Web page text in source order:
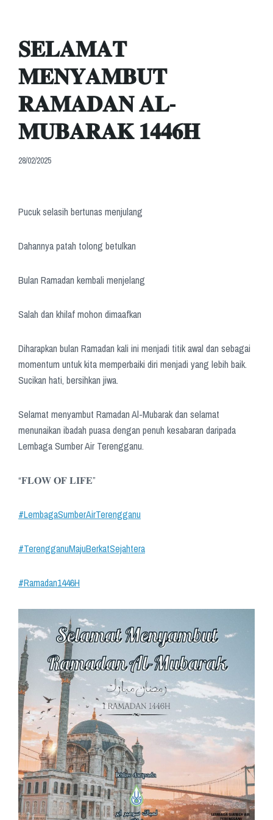
𝐒𝐄𝐋𝐀𝐌𝐀𝐓
𝐌𝐄𝐍𝐘𝐀𝐌𝐁𝐔𝐓
𝐑𝐀𝐌𝐀𝐃𝐀𝐍 𝐀𝐋-
𝐌𝐔𝐁𝐀𝐑𝐀𝐊 𝟏𝟒𝟒𝟔𝐇
28/02/2025
Pucuk selasih bertunas menjulang
Dahannya patah tolong betulkan
Bulan Ramadan kembali menjelang
Salah dan khilaf mohon dimaafkan
Diharapkan bulan Ramadan kali ini menjadi titik awal dan sebagai
momentum untuk kita memperbaiki diri menjadi yang lebih baik.
Sucikan hati, bersihkan jiwa.
Selamat menyambut Ramadan Al-Mubarak dan selamat
menunaikan ibadah puasa dengan penuh kesabaran daripada
Lembaga Sumber Air Terengganu.
“𝐅𝐋𝐎𝐖 𝐎𝐅 𝐋𝐈𝐅𝐄”
#LembagaSumberAirTerengganu
#TerengganuMajuBerkatSejahtera
#Ramadan1446H